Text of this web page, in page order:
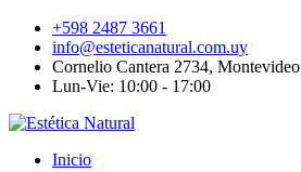
+598 2487 3661
info@esteticanatural.com.uy
Cornelio Cantera 2734, Montevideo
Lun-Vie: 10:00 - 17:00
Inicio